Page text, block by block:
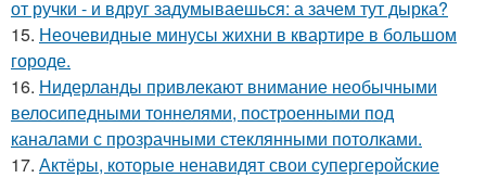
от ручки - и вдруг задумываешься: а зачем тут дырка?
15. Неочевидные минусы жихни в квартире в большом
городе.
16. Нидерланды привлекают внимание необычными
велосипедными тоннелями, построенными под
каналами с прозрачными стеклянными потолками.
17. Актёры, которые ненавидят свои супергеройские